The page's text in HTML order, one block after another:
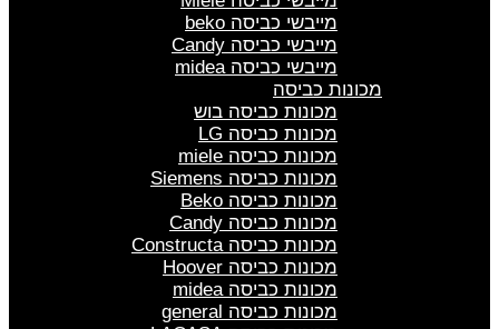
מייבשי כביסה beko
מייבשי כביסה Candy
מייבשי כביסה midea
מכונות כביסה
מכונות כביסה בוש
מכונות כביסה LG
מכונות כביסה miele
מכונות כביסה Siemens
מכונות כביסה Beko
מכונות כביסה Candy
מכונות כביסה Constructa
מכונות כביסה Hoover
מכונות כביסה midea
מכונות כביסה general